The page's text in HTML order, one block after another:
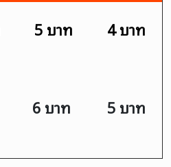
5 บาท 4 บาท
6 บาท 5 บาท